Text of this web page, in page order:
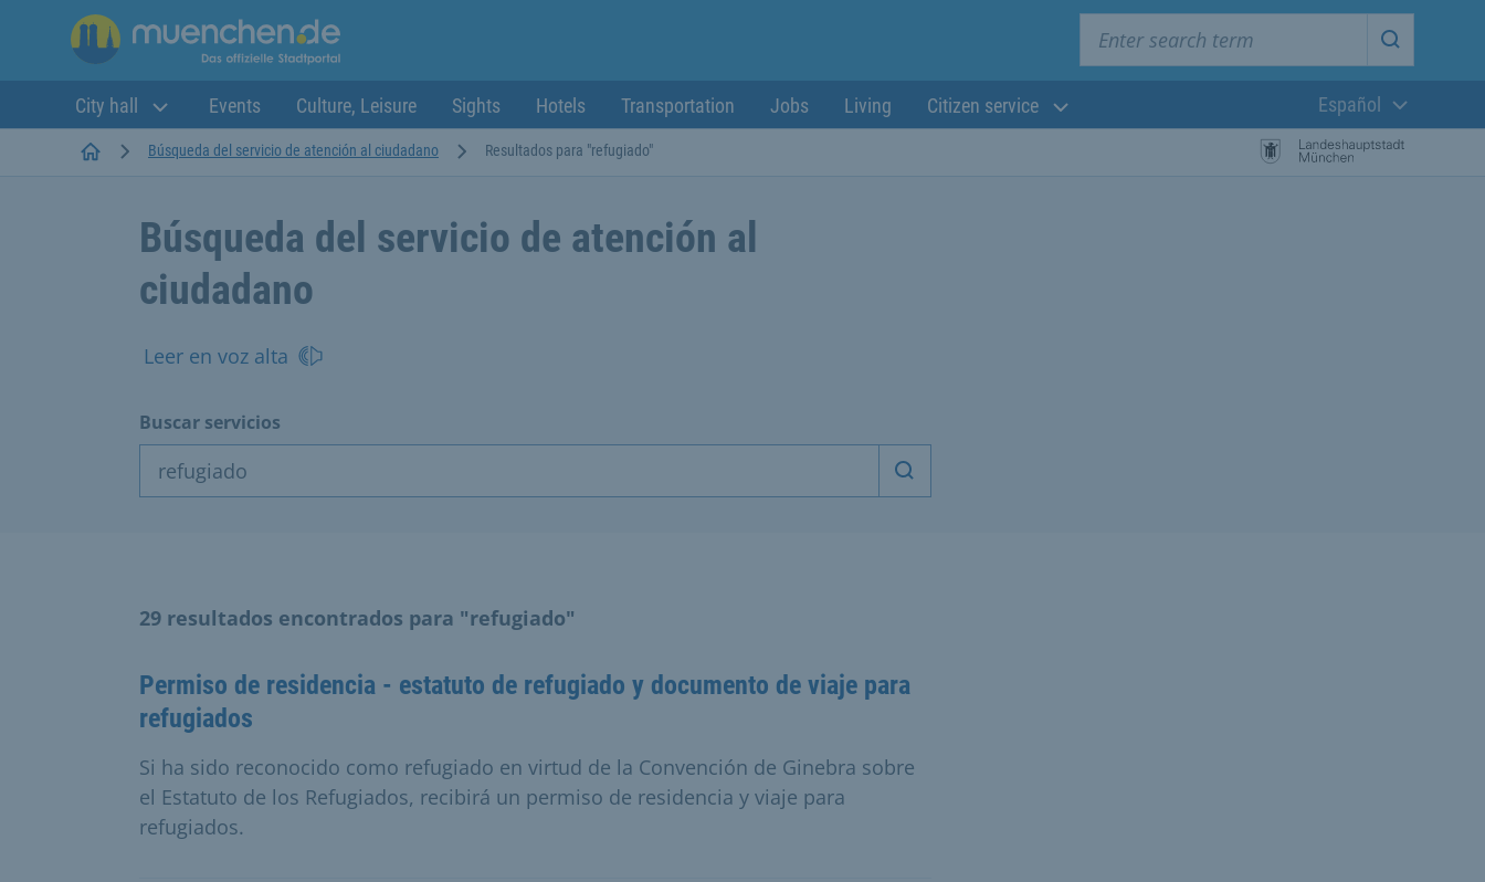
Start
City hall Events Culture, Leisure Sights Hotels Transportation Jobs Living Citizen service
Lengua actual:
Español
StartseiteBúsqueda del servicio de atención al ciudadano Resultados para "refugiado"
Búsqueda del servicio de atención al
ciudadano
Leer en voz alta
Buscar servicios
Iniciar búsqueda
29 resultados encontrados para "refugiado"
Permiso de residencia - estatuto de refugiado y documento de viaje para
refugiados
Si ha sido reconocido como refugiado en virtud de la Convención de Ginebra sobre
el Estatuto de los Refugiados, recibirá un permiso de residencia y viaje para
refugiados.